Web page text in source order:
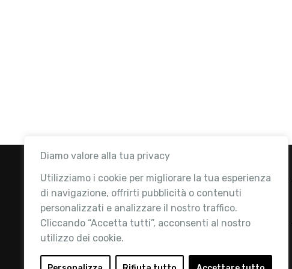
Diamo valore alla tua privacy
Utilizziamo i cookie per migliorare la tua esperienza
di navigazione, offrirti pubblicità o contenuti
personalizzati e analizzare il nostro traffico.
Cliccando “Accetta tutti”, acconsenti al nostro
utilizzo dei cookie.
Retail Institute Italy è l’Associazione di